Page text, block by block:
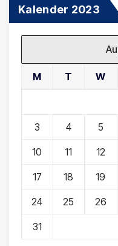
Kalender 2023
M T W
3 4 5
10 11 12
17 18 19
24 25 26
31